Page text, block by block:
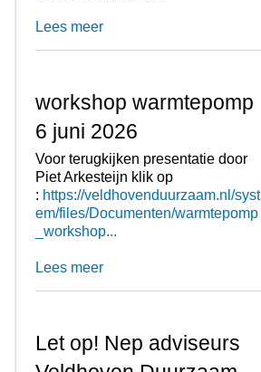
Lees meer
workshop warmtepomp
6 juni 2026
Voor terugkijken presentatie door
Piet Arkesteijn klik op
: https://veldhovenduurzaam.nl/syst
em/files/Documenten/warmtepomp
_workshop...
Lees meer
Let op! Nep adviseurs